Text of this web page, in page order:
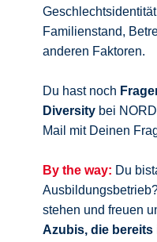
Familienstand,
anderen Faktoren.
Du hast noch
Diversity bei
Mail mit Deinen
By the way: Du
stehen und freuen
Azubis, die bereits